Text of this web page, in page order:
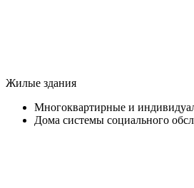
Жилые здания
Многоквартирные и
Дома системы социального